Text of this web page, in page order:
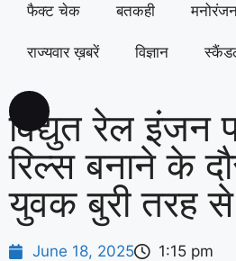
फैक्ट चेक बतकही
राज्यवार ख़बरें विज्ञान
विद्युत रेल इंजन
रिल्स बनाने के
युवक बुरी तरह
June 18, 2025 1:15 pm